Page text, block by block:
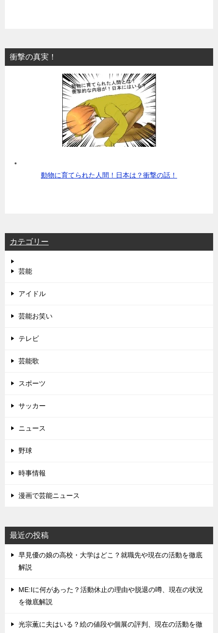
衝撃の真実！
動物に育てられた人間！日本は？衝撃の話！
カテゴリー
芸能
アイドル
芸能お笑い
テレビ
芸能歌
スポーツ
サッカー
ニュース
野球
時事情報
漫画で芸能ニュース
最近の投稿
早見優の娘の高校・大学はどこ？就職先や現在の活動を徹底
解説
ME:Iに何があった？活動休止の理由や脱退の噂、現在の状況
を徹底解説
光宗薫に夫はいる？絵の値段や個展の評判、現在の活動を徹